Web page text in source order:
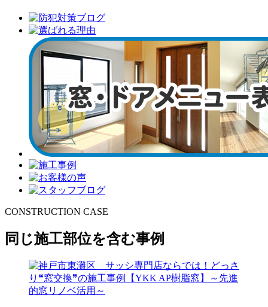
CONSTRUCTION CASE
同じ施工部位を含む事例